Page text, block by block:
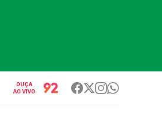
OUÇA
AO VIVO